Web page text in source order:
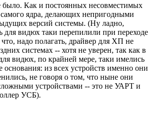
Как и постоянных несовместимых
ядра, делающих непригодными
версий системы. (Ну ладно,
для видюх таки перепилили при переходе
надо полагать, драйвер для ХП не
системах -- хотя не уверен, так как в
видюх, по крайней мере, таки имелись
основания: из всех устройств именно они
не говоря о том, что ныне они
устройствами -- это не УАРТ и
УСБ).